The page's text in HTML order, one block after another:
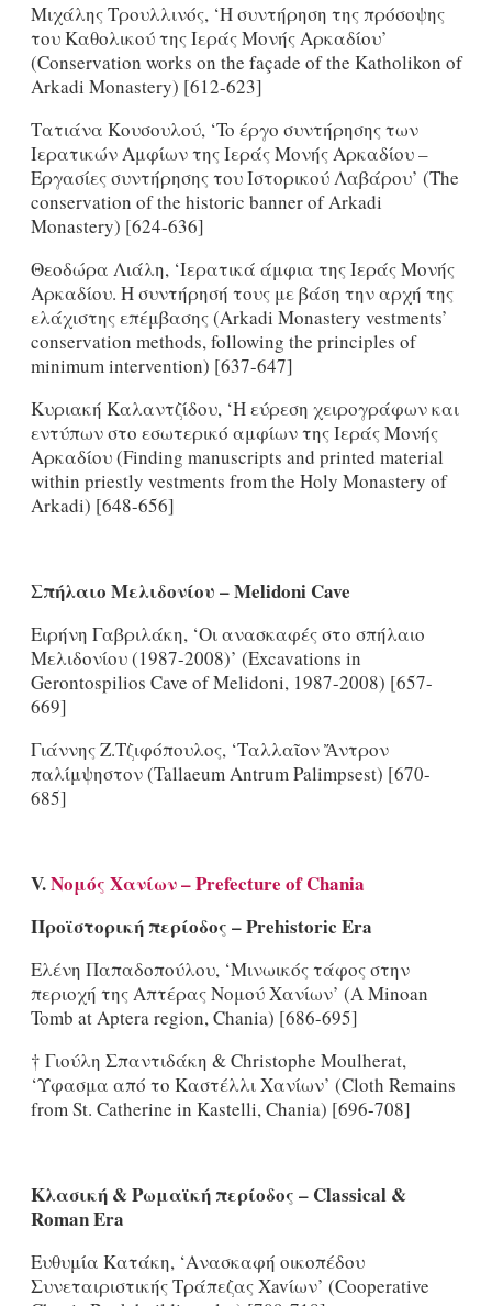
Μιχάλης Τρουλλινός, ‘H συντήρηση της πρόσοψης
του Καθολικού της Ιεράς Μονής Αρκαδίου’
(Conservation works on the façade of the Katholikon of
Arkadi Monastery) [612-623]
Τατιάνα Κουσουλού, ‘To έργο συντήρησης των
Ιερατικών Αμφίων της Ιεράς Μονής Αρκαδίου –
Εργασίες συντήρησης του Ιστορικού Λαβάρου’ (The
conservation of the historic banner of Arkadi
Monastery) [624-636]
Θεοδώρα Λιάλη, ‘Ιερατικά άμφια της Ιεράς Μονής
Αρκαδίου. H συντήρησή τους με βάση την αρχή της
ελάχιστης επέμβασης (Arkadi Monastery vestments’
conservation methods, following the principles of
minimum intervention) [637-647]
Κυριακή Καλαντζίδου, ‘H εύρεση χειρογράφων και
εντύπων στο εσωτερικό αμφίων της Ιεράς Μονής
Αρκαδίου (Finding manuscripts and printed material
within priestly vestments from the Holy Monastery of
Arkadi) [648-656]
Σπήλαιο Μελιδονίου – Melidoni Cave
Ειρήνη Γαβριλάκη, ‘Οι ανασκαφές στο σπήλαιο
Μελιδονίου (1987-2008)’ (Excavations in
Gerontospilios Cave of Melidoni, 1987-2008) [657-
669]
Γιάννης Ζ.Τζιφόπουλος, ‘Ταλλαῖον Ἄντρον
παλίμψηστον (Tallaeum Antrum Palimpsest) [670-
685]
V.Νομός Χανίων– Prefecture of Chania
Προϊστορικήπερίοδος – Prehistoric Era
Ελένη Παπαδοπούλου, ‘Μινωικός τάφος στην
περιοχή της Απτέρας Νομού Χανίων’ (A Minoan
Tomb at Aptera region, Chania) [686-695]
† Γιούλη Σπαντιδάκη & Christophe Moulherat,
‘Ύφασμα από το Καστέλλι Χανίων’ (Cloth Remains
from St. Catherine in Kastelli, Chania) [696-708]
Κλασική & Ρωμαϊκή περίοδος – Classical&
RomanEra
Ευθυμία Κατάκη, ‘Ανασκαφή οικοπέδου
Συνεταιριστικής Τράπεζας Xavίων’ (Cooperative